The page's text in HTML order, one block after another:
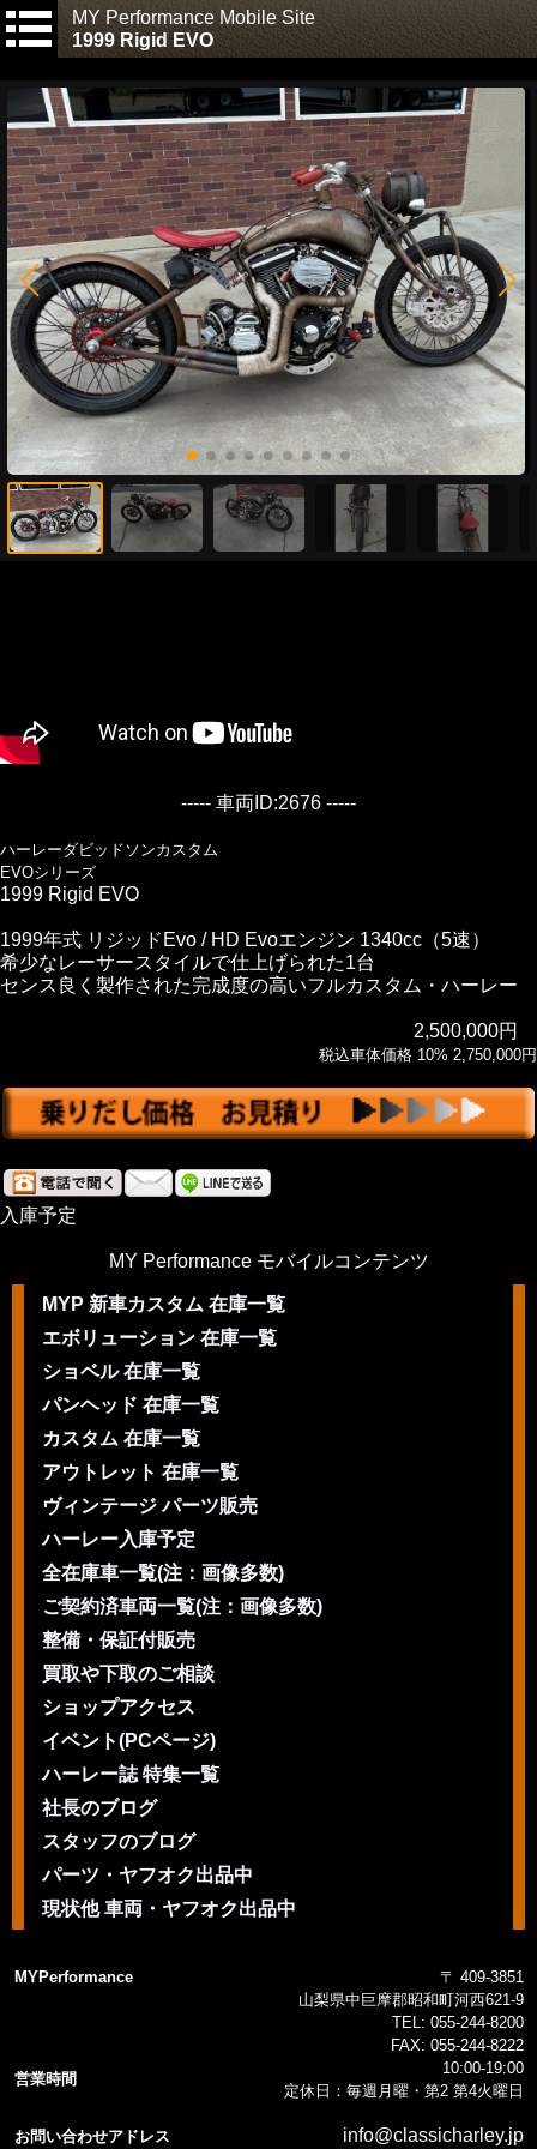
MY Performance Mobile Site
1999 Rigid EVO
----- 車両ID:2676 -----
ハーレーダビッドソンカスタム
EVOシリーズ
1999 Rigid EVO
1999年式 リジッドEvo / HD Evoエンジン 1340cc（5速）
希少なレーサースタイルで仕上げられた1台
センス良く製作された完成度の高いフルカスタム・ハーレー
2,500,000円
税込車体価格 10% 2,750,000円
入庫予定
MY Performance モバイルコンテンツ
MYP 新車カスタム 在庫一覧
エボリューション 在庫一覧
ショベル 在庫一覧
パンヘッド 在庫一覧
カスタム 在庫一覧
アウトレット 在庫一覧
ヴィンテージ パーツ販売
ハーレー入庫予定
全在庫車一覧(注：画像多数)
ご契約済車両一覧(注：画像多数)
整備・保証付販売
買取や下取のご相談
ショップアクセス
イベント(PCページ)
ハーレー誌 特集一覧
社長のブログ
スタッフのブログ
パーツ・ヤフオク出品中
現状他 車両・ヤフオク出品中
MYPerformance
〒 409-3851
山梨県中巨摩郡昭和町河西621-9
TEL: 055-244-8200
FAX: 055-244-8222
営業時間
10:00-19:00
定休日：毎週月曜・第2 第4火曜日
お問い合わせアドレス info@classicharley.jp